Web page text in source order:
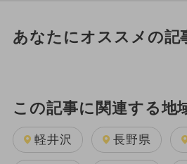
あなたにオススメの記
この記事に関連する地
軽井沢 長野県